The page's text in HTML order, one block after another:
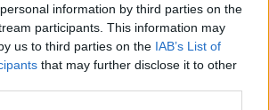
information by third parties on the
participants. This information may
us to third parties on the IAB’s List of
that may further disclose it to other